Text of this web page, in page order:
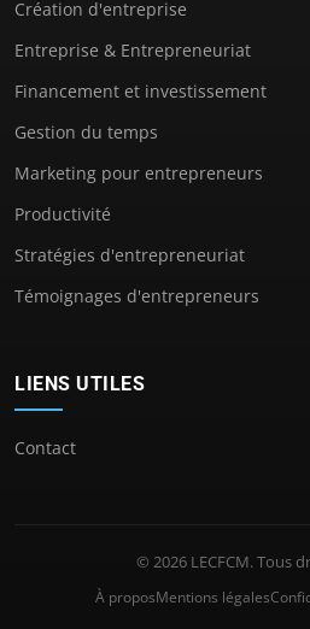
Création d'entreprise
Entreprise & Entrepreneuriat
Financement et investissement
Gestion du temps
Marketing pour entrepreneurs
Productivité
Stratégies d'entrepreneuriat
Témoignages d'entrepreneurs
LIENS UTILES
Contact
© 2026 LECFCM. Tous
À proposMentions légales